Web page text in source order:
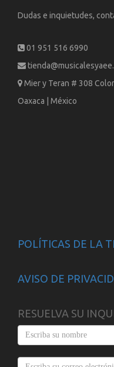
Dudas e inquietudes,
01 951 516 6990
Mier y Teran # 308
Oaxaca | México
POLÍTICAS DE LA
AVISO DE
RESUELVA SU